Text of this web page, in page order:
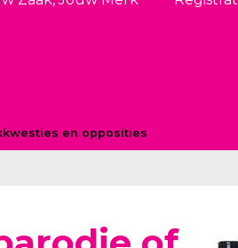
en opposities